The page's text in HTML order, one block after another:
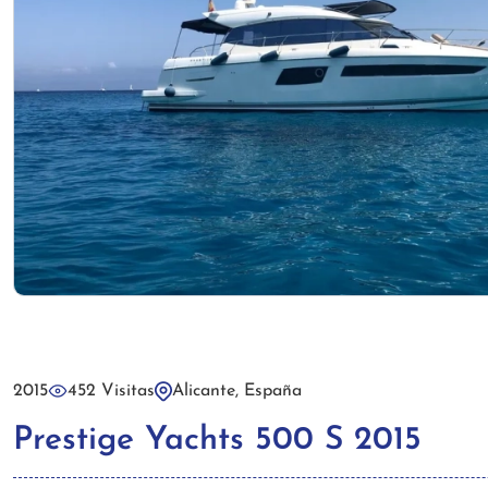
2015 452 Visitas Alicante, España
Prestige Yachts 500 S 2015